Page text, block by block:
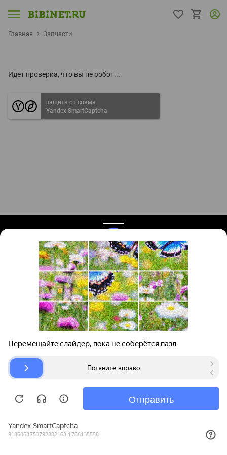
Главная Запчасти
Идет проверка, что вы не робот...
защита от спама
Yandex SmartCaptcha
Поиск запчастей
Для автокомпаний
Авторазборки
О проекте
Помощь
Карта сайта
© bibinet.ru - система поиска запчастей,
Copyright 2010-2026 Все права защищены